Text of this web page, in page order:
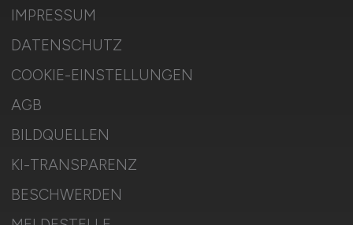
IMPRESSUM
DATENSCHUTZ
COOKIE-EINSTELLUNGEN
AGB
BILDQUELLEN
KI-TRANSPARENZ
BESCHWERDEN